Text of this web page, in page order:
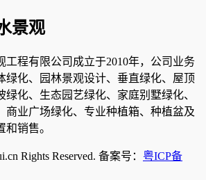
景观
工程有限公司成立于2010年，公司业务
绿化、园林景观设计、垂直绿化、屋顶
绿化、生态园艺绿化、家庭别墅绿化、
商业广场绿化、专业种植箱、种植盆及
和销售。
Rights Reserved. 备案号： 粤ICP备